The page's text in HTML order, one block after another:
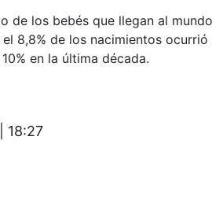
de los bebés que llegan al
8,8% de los nacimientos
en la última década.
18:27